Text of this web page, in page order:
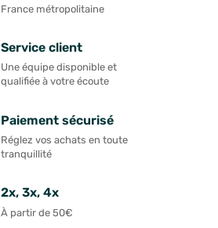
France métropolitaine
Service client
Une équipe disponible et
qualifiée à votre écoute
Paiement sécurisé
Réglez vos achats en toute
tranquillité
2x, 3x, 4x
À partir de 50€